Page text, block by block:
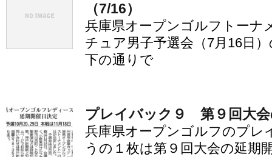
（7/16）
兵庫県オープンゴルフトーナ
チュア男子予選会（7月16日
下の通りで
プレイバック９ 第９回大
兵庫県オープンゴルフのプレ
うの１枚は第９回大会の延期